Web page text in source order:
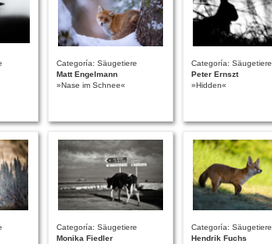
Categoría: Säugetiere
Matt Engelmann
»Nase im Schnee«
Categoría: Säugetiere
Peter Ernszt
»Hidden«
Categoría: Säugetiere
Monika Fiedler
Categoría: Säugetiere
Hendrik Fuchs